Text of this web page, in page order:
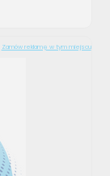
Zamów reklamę w tym miejscu